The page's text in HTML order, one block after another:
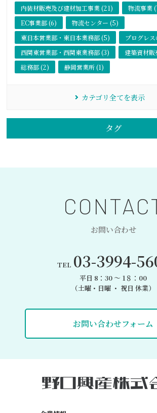
内装材販売及び建材加工事業 (21)
物流事業
EC事業部 (6)
物流センター (5)
東日本営業部・東日本業務部 (5)
プログレ
西関東営業部・西関東業務部 (3)
建築資材
総務部 (2)
静岡営業所 (1)
カテゴリ全てを表示
タグ
お問い合わせ
TEL 03-3994-
平日 8：30 〜 1８：00
（土曜・日曜 ・ 祝日 休業）
お問い合わせフォーム